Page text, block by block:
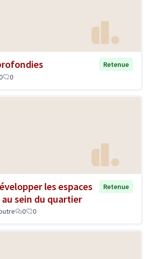
Retenue
0
les espaces
sein du quartier
Retenue
0 0